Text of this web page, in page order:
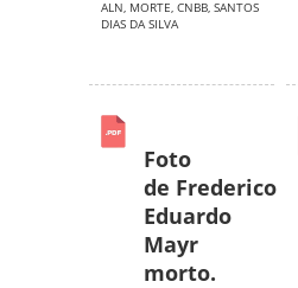
ALN, MORTE, CNBB, SANTOS
DIAS DA SILVA
Foto
de Frederico
Eduardo
Mayr
morto.